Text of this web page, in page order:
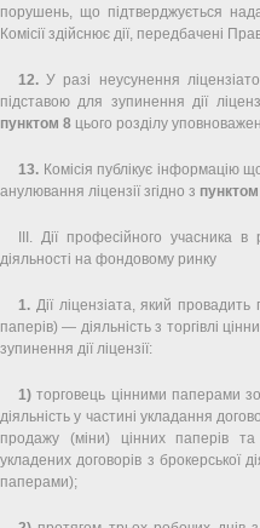
порушень, що підтверджується
Комісії здійснює дії, передбачені
12. У разі неусунення
підставою для зупинення дії
пунктом 8 цього розділу
13. Комісія публікує інформацію
анулювання ліцензії згідно з пунктом
ІІІ. Дії професійного учасника
діяльності на фондовому ринку
1. Дії ліцензіата, який
паперів) — діяльність з торгівлі
зупинення дії ліцензії:
1) торговець цінними паперами
діяльність у частині укладання
продажу (міни) цінних паперів
укладених договорів з брокерської
паперами);